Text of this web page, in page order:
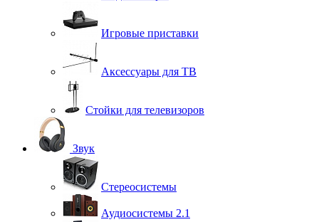
Игровые приставки
Аксессуары для ТВ
Стойки для телевизоров
Звук
Стереосистемы
Аудиосистемы 2.1